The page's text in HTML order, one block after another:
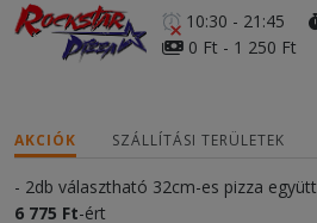
10:30 - 21:45
0 Ft - 1 250 Ft
AKCIÓK SZÁLLÍTÁSI TERÜLETEK
- 2db választható 32cm-es pizza együtt
6 775 Ft-ért